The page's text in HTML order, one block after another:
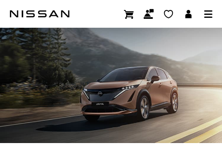
principali
INTELLIGENT MOBILITY